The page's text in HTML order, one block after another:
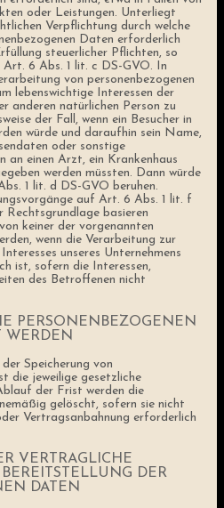
oder Leistungen. Unterliegt
Verpflichtung durch welche
Daten erforderlich
steuerlicher Pflichten, so
6 Abs. 1 lit. c DS-GVO. In
von personenbezogenen
lebenswichtige Interessen der
anderen natürlichen Person zu
der Fall, wenn ein Besucher in
würde und daraufhin sein Name,
oder sonstige
an einen Arzt, ein Krankenhaus
werden müssten. Dann würde
1 lit. d DS-GVO beruhen.
auf Art. 6 Abs. 1 lit. f
Rechtsgrundlage basieren
keiner der vorgenannten
wenn die Verarbeitung zur
unseres Unternehmens
ist, sofern die Interessen,
des Betroffenen nicht
PERSONENBEZOGENEN
WERDEN
Speicherung von
die jeweilige gesetzliche
der Frist werden die
gelöscht, sofern sie nicht
Vertragsanbahnung erforderlich
VERTRAGLICHE
DER
DATEN